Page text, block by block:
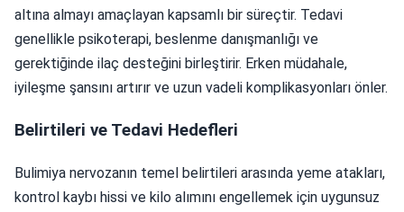
altına almayı amaçlayan kapsamlı bir süreçtir. Tedavi
genellikle psikoterapi, beslenme danışmanlığı ve
gerektiğinde ilaç desteğini birleştirir. Erken müdahale,
iyileşme şansını artırır ve uzun vadeli komplikasyonları önler.
Belirtileri ve Tedavi Hedefleri
Bulimiya nervozanın temel belirtileri arasında yeme atakları,
kontrol kaybı hissi ve kilo alımını engellemek için uygunsuz